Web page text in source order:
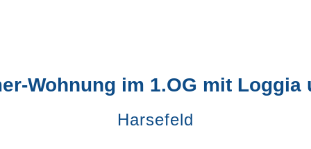
Wohnung im 1.OG mit Loggia
Harsefeld